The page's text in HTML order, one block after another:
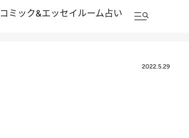
コミック&エッセイルーム占い
2022.5.29